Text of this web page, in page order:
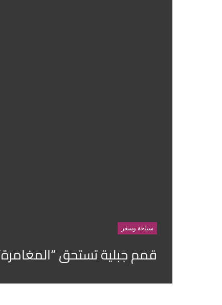
سياحة وسفر
قمم جبلية تستحق “المغامرة”